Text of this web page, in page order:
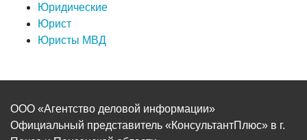
Юридические
Юрист
Юристы МВД
ООО «Агентство деловой информации»
Официальный представитель «КонсультантПлюс» в г.